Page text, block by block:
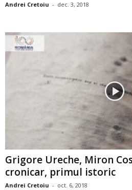
Andrei Cretoiu - dec. 3, 2018
Grigore Ureche, Miron
cronicar, primul istoric
Andrei Cretoiu - oct. 6, 2018